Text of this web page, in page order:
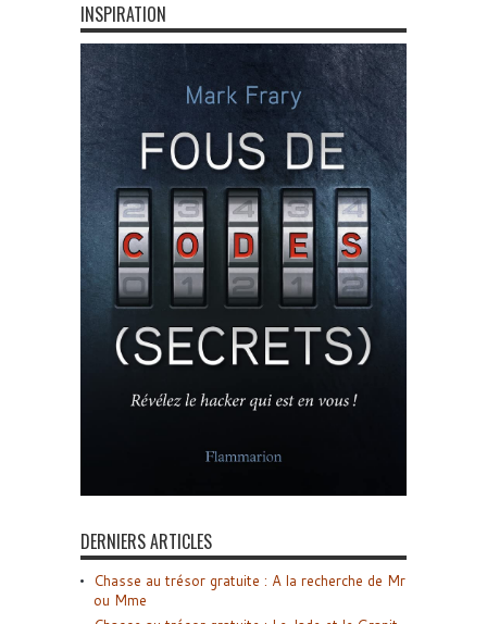
INSPIRATION
DERNIERS ARTICLES
Chasse au trésor gratuite : A la recherche de Mr
ou Mme